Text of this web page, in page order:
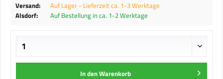
Versand:
Auf Lager - Lieferzeit ca. 1-3 Werktage
Alsdorf:
Auf Bestellung in ca. 1-2 Werktage
In denWarenkorb